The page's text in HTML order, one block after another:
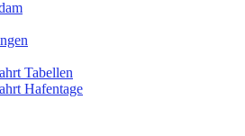
Tabellen
Hafentage